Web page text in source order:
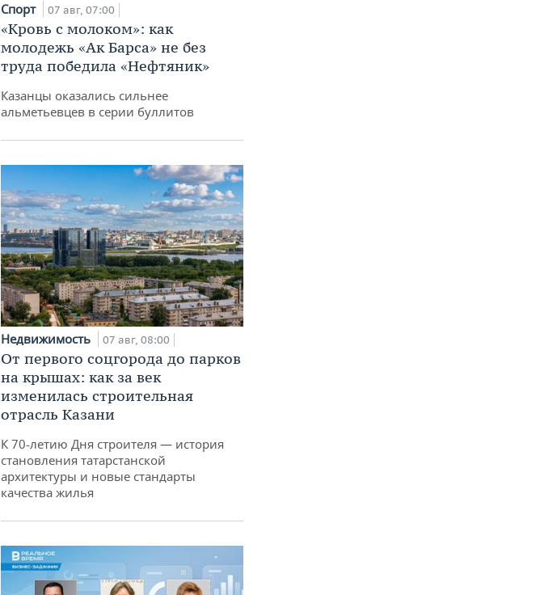
Спорт 07 авг, 07:00
«Кровь с молоком»: как
молодежь «Ак Барса» не без
труда победила «Нефтяник»
Казанцы оказались сильнее
альметьевцев в серии буллитов
Недвижимость 07 авг, 08:00
От первого соцгорода до парков
на крышах: как за век
изменилась строительная
отрасль Казани
К 70-летию Дня строителя — история
становления татарстанской
архитектуры и новые стандарты
качества жилья